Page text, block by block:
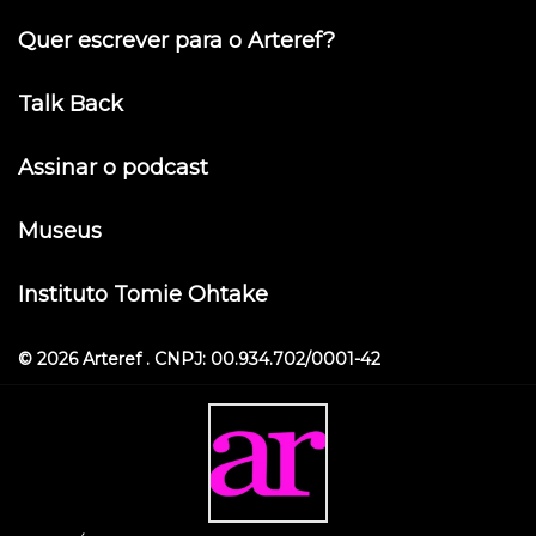
Quer escrever para o Arteref?
Talk Back
Assinar o podcast
Museus
Instituto Tomie Ohtake
© 2026 Arteref . CNPJ: 00.934.702/0001-42